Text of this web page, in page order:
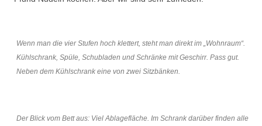
Wenn man die vier Stufen hoch klettert, steht man direkt im „Wohnraum“.
Kühlschrank, Spüle, Schubladen und Schränke mit Geschirr. Pass gut.
Neben dem Kühlschrank eine von zwei Sitzbänken.
Der Blick vom Bett aus: Viel Ablagefläche. Im Schrank darüber finden alle